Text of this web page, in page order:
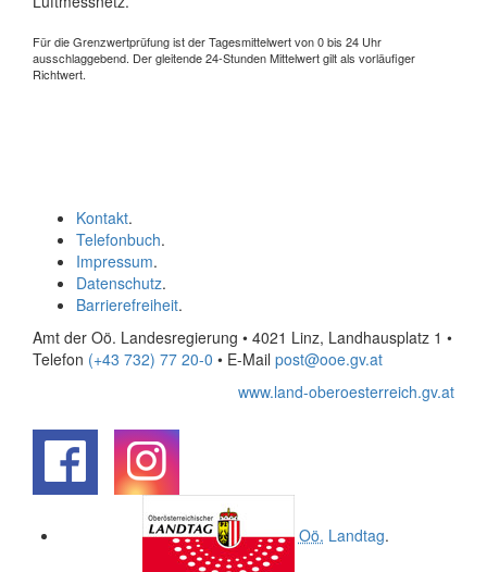
Für die Grenzwertprüfung ist der Tagesmittelwert von 0 bis 24 Uhr
ausschlaggebend. Der gleitende 24-Stunden Mittelwert gilt als vorläufiger
Richtwert.
Kontakt.
Telefonbuch.
Impressum.
Datenschutz.
Barrierefreiheit.
Amt der Oö. Landesregierung • 4021 Linz, Landhausplatz 1 •
Telefon (+43 732) 77 20-0 • E-Mail post@ooe.gv.at
www.land-oberoesterreich.gv.at
Oö. Landtag.